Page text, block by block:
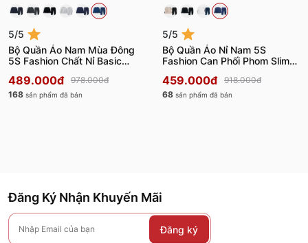
5/5
Bộ Quần Áo Nam Mùa Đông
5S Fashion Chất Nỉ Basic
489.000đ
978.000đ
168 sản phẩm đã bán
5/5
Bộ Quần Áo Nỉ Nam 5S
Fashion Can Phối Phom Slimfit
459.000đ
918.000đ
68 sản phẩm đã bán
Đăng Ký Nhận Khuyến Mãi
Đăng ký